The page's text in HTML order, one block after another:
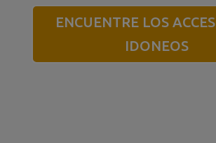
ENCUENTRE LOS
IDONEOS